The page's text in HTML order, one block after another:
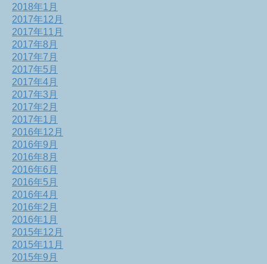
2018年1月
2017年12月
2017年11月
2017年8月
2017年7月
2017年5月
2017年4月
2017年3月
2017年2月
2017年1月
2016年12月
2016年9月
2016年8月
2016年6月
2016年5月
2016年4月
2016年2月
2016年1月
2015年12月
2015年11月
2015年9月